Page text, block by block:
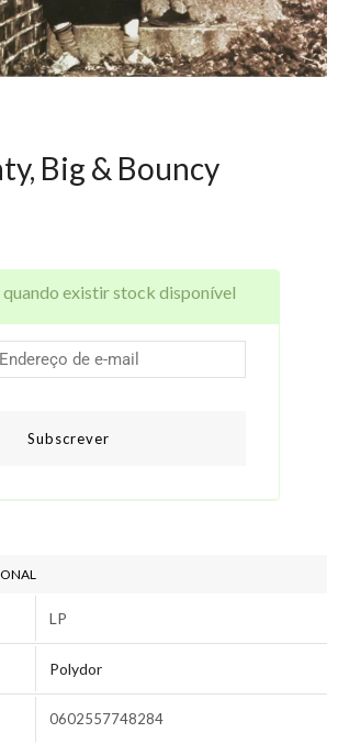
Big & Bouncy
quando existir stock disponível
Subscrever
LP
Polydor
0602557748284